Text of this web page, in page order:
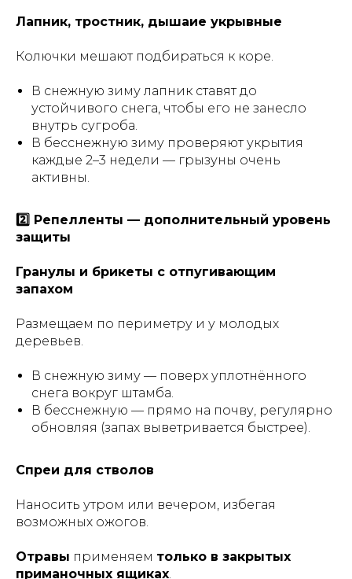
Лапник, тростник, дышаие укрывные
Колючки мешают подбираться к коре.
В снежную зиму лапник ставят до
устойчивого снега, чтобы его не занесло
внутрь сугроба.
В бесснежную зиму проверяют укрытия
каждые 2–3 недели — грызуны очень
активны.
2️⃣ Репелленты — дополнительный уровень
защиты
Гранулы и брикеты с отпугивающим
запахом
Размещаем по периметру и у молодых
деревьев.
В снежную зиму — поверх уплотнённого
снега вокруг штамба
В бесснежную — прямо на почву, регулярно
обновляя (запах выветривается быстрее).
Спреи для стволов
Наносить утром или вечером, избегая
возможных ожогов.
Отравы применяем только в закрытых
приманочных ящиках